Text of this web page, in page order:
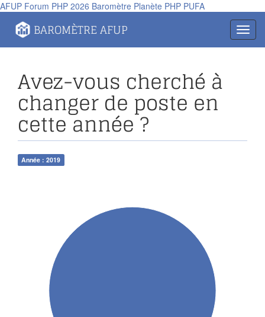
AFUP Forum PHP 2026 Baromètre Planète PHP PUFA
BAROMÈTRE AFUP
Avez-vous cherché à
changer de poste en
cette année ?
Année : 2019
Panneau de gestion des cookies